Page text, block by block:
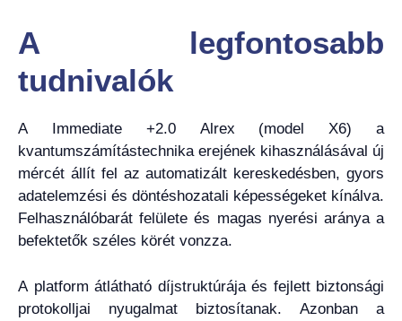
A legfontosabb
tudnivalók
A Immediate +2.0 Alrex (model X6) a
kvantumszámítástechnika erejének kihasználásával új
mércét állít fel az automatizált kereskedésben, gyors
adatelemzési és döntéshozatali képességeket kínálva.
Felhasználóbarát felülete és magas nyerési aránya a
befektetők széles körét vonzza.
A platform átlátható díjstruktúrája és fejlett biztonsági
protokolljai nyugalmat biztosítanak. Azonban a